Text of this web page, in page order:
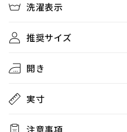
洗濯表示
推奨サイズ
開き
実寸
注意事項